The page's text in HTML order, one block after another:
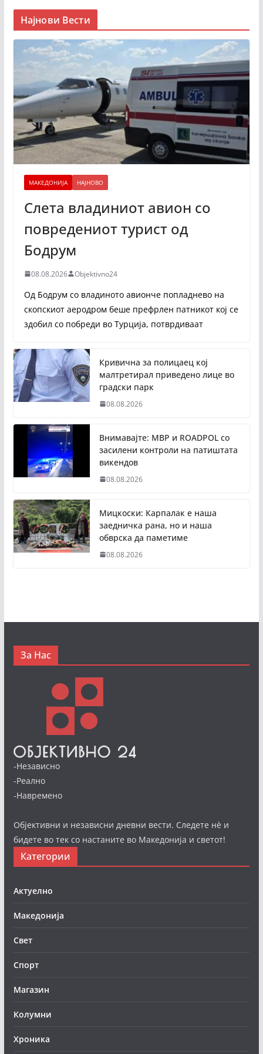
Најнови Вести
МАКЕДОНИЈА НАЈНОВО
Слета владиниот авион со
повредениот турист од
Бодрум
08.08.2026 Objektivno24
Од Бодрум со владиното авионче попладнево на
скопскиот аеродром беше префрлен патникот кој се
здобил со побреди во Турција, потврдиваат
Кривична за полицаец кој
малтретирал приведено лице во
градски парк
08.08.2026
Внимавајте: МВР и ROADPOL со
засилени контроли на патиштата
викендов
08.08.2026
Мицкоски: Карпалак е наша
заедничка рана, но и наша
обврска да паметиме
08.08.2026
За Нас
-Независно
-Реално
-Навремено
Објективни и независни дневни вести. Следете нè и
бидете во тек со настаните во Македонија и светот!
Категории
Актуелно
Македонија
Свет
Спорт
Магазин
Колумни
Хроника